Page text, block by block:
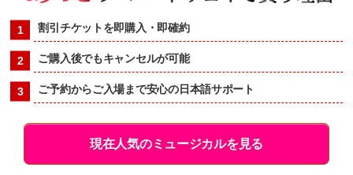
割引チケットを即購入・即確約
ご購入後でもキャンセルが可能
ご予約からご入場まで安心の日本語サポート
現在人気のミュージカルを見る